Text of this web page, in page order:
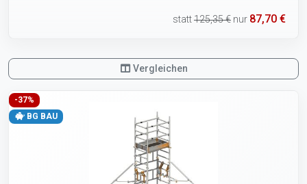
statt125,35 € nur 87,70 €
Vergleichen
-37%
BG BAU